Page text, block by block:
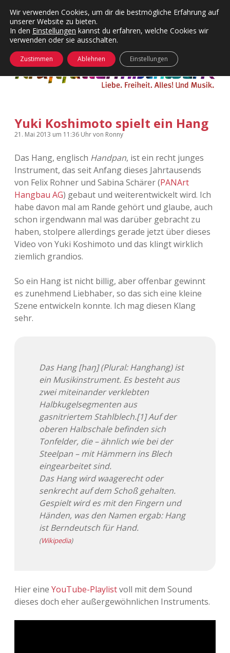
Kategorien
Menü
24 Hours Chilling
Die Wende
KFMW-Disco
Kopfkinomusik
Nur mal so
Täglicher Sinnwahn
Visuelles
KFMW-Disco
Dates
Contact
Menü
öffnen
Adventskalender 2010
Adventskalender 2011
Adventskalender 2012
Adventskalender 2013
Adventskalender 2015
Adventskalender 2018
Adventskalender 2019
Adventskalender 2020
Adventskalender 2021
Adventskalender 2022
Adventskalender 2023
Adventskalender 2024
facebook
instagram
rss soundcloud
vimeoBluesky
öffnen
Yuki Koshimoto spielt ein Hang
21. Mai 2013 um 11:36 Uhrvon Ronny
Das Hang, englisch Handpan, ist ein recht junges
Instrument, das seit Anfang dieses Jahrtausends
von Felix Rohner und Sabina Schärer (PANArt
Hangbau AG) gebaut und weiterentwickelt wird. Ich
habe davon mal am Rande gehört und glaube, auch
schon irgendwann mal was darüber gebracht zu
haben, stolpere allerdings gerade jetzt über dieses
Video von Yuki Koshimoto und das klingt wirklich
ziemlich grandios.
So ein Hang ist nicht billig, aber offenbar gewinnt
es zunehmend Liebhaber, so das sich eine kleine
Szene entwickeln konnte. Ich mag diesen Klang
sehr.
Das Hang [haŋ] (Plural: Hanghang) ist
ein Musikinstrument. Es besteht aus
zwei miteinander verklebten
Halbkugelsegmenten aus
gasnitriertem Stahlblech.[1] Auf der
oberen Halbschale befinden sich
Tonfelder, die – ähnlich wie bei der
Steelpan – mit Hämmern ins Blech
eingearbeitet sind.
Das Hang wird waagerecht oder
senkrecht auf dem Schoß gehalten.
Gespielt wird es mit den Fingern und
Händen, was den Namen ergab: Hang
ist Berndeutsch für Hand.
(Wikipedia)
Hier eine YouTube-Playlistvoll mit dem Sound
dieses doch eher außergewöhnlichen Instruments.
Wir verwenden Cookies, um dir die bestmögliche Erfahrung auf
unserer Website zu bieten.
In den Einstellungen kannst du erfahren, welche Cookies wir
verwenden oder sie ausschalten.
Zustimmen Ablehnen Einstellungen